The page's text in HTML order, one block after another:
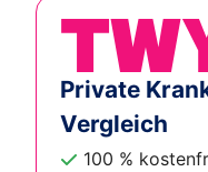
Private
Vergleich
100 %